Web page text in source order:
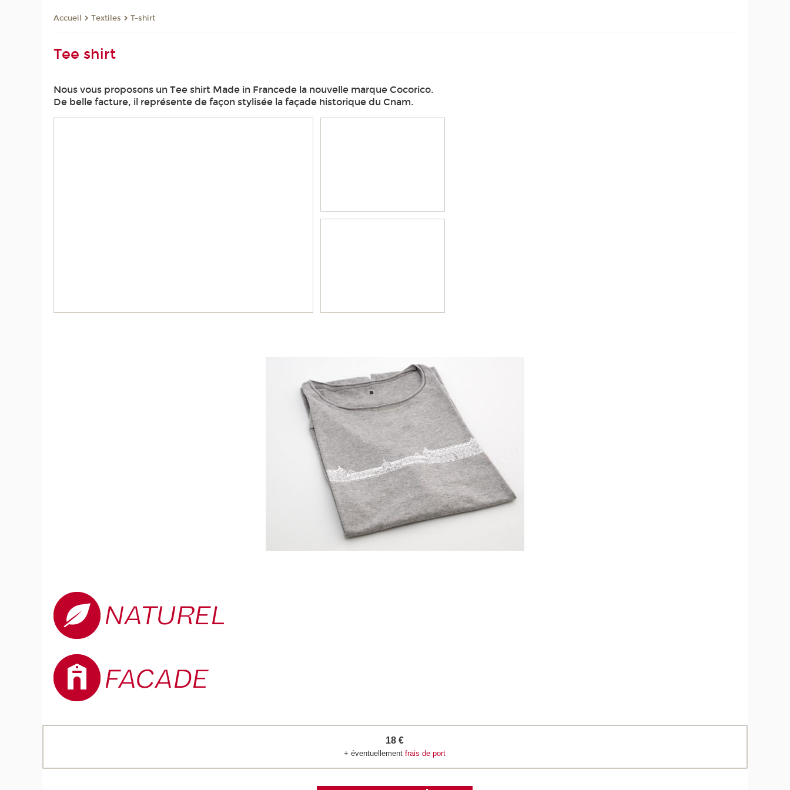
Accueil Textiles T-shirt
Tee shirt
Nous vous proposons un Tee shirt Made in Francede la nouvelle marque Cocorico.
De belle facture, il représente de façon stylisée la façade historique du Cnam.
18 €
+ éventuellementfrais de port